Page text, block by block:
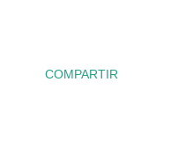
COMPARTIR